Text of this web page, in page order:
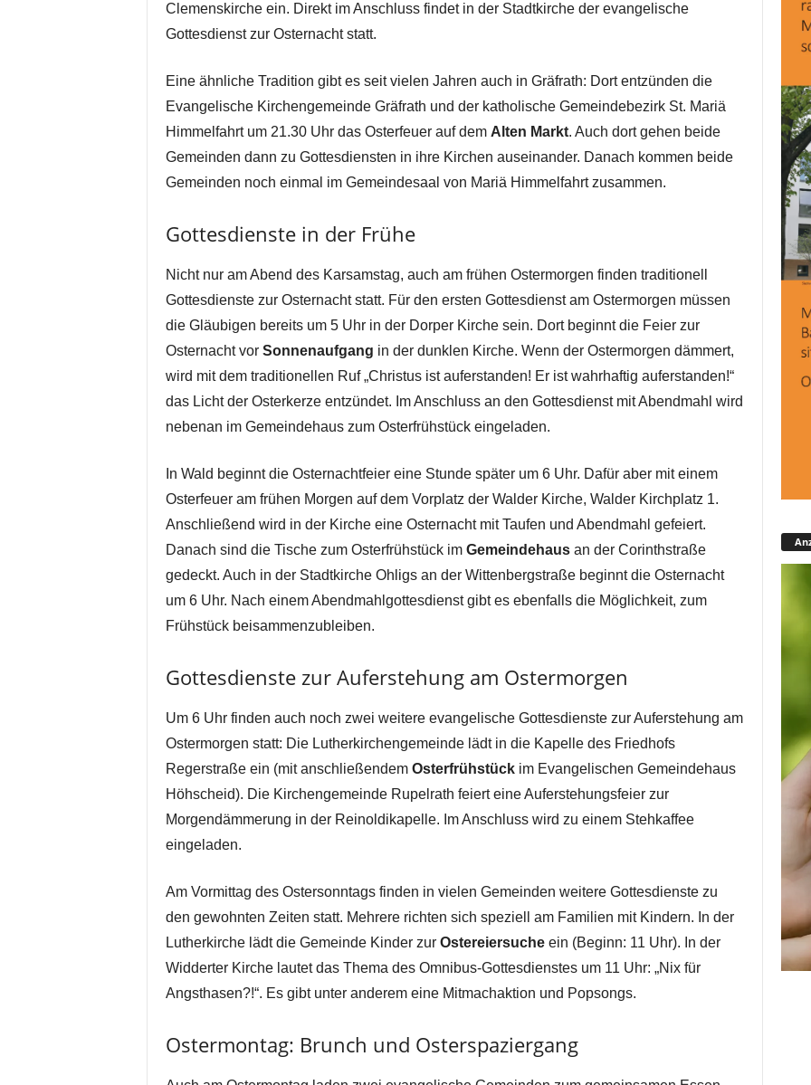
Clemenskirche ein. Direkt im Anschluss findet in der Stadtkirche der evangelische
Gottesdienst zur Osternacht statt.
Eine ähnliche Tradition gibt es seit vielen Jahren auch in Gräfrath: Dort entzünden die
Evangelische Kirchengemeinde Gräfrath und der katholische Gemeindebezirk St. Mariä
Himmelfahrt um 21.30 Uhr das Osterfeuer auf dem Alten Markt. Auch dort gehen beide
Gemeinden dann zu Gottesdiensten in ihre Kirchen auseinander. Danach kommen beide
Gemeinden noch einmal im Gemeindesaal von Mariä Himmelfahrt zusammen.
Gottesdienste in der Frühe
Nicht nur am Abend des Karsamstag, auch am frühen Ostermorgen finden traditionell
Gottesdienste zur Osternacht statt. Für den ersten Gottesdienst am Ostermorgen müssen
die Gläubigen bereits um 5 Uhr in der Dorper Kirche sein. Dort beginnt die Feier zur
Osternacht vor Sonnenaufgang in der dunklen Kirche. Wenn der Ostermorgen dämmert,
wird mit dem traditionellen Ruf „Christus ist auferstanden! Er ist wahrhaftig auferstanden!“
das Licht der Osterkerze entzündet. Im Anschluss an den Gottesdienst mit Abendmahl wird
nebenan im Gemeindehaus zum Osterfrühstück eingeladen.
In Wald beginnt die Osternachtfeier eine Stunde später um 6 Uhr. Dafür aber mit einem
Osterfeuer am frühen Morgen auf dem Vorplatz der Walder Kirche, Walder Kirchplatz 1.
Anschließend wird in der Kirche eine Osternacht mit Taufen und Abendmahl gefeiert.
Danach sind die Tische zum Osterfrühstück im Gemeindehausan der Corinthstraße
gedeckt. Auch in der Stadtkirche Ohligs an der Wittenbergstraße beginnt die Osternacht
um 6 Uhr. Nach einem Abendmahlgottesdienst gibt es ebenfalls die Möglichkeit, zum
Frühstück beisammenzubleiben.
Gottesdienste zur Auferstehung am Ostermorgen
Um 6 Uhr finden auch noch zwei weitere evangelische Gottesdienste zur Auferstehung am
Ostermorgen statt: Die Lutherkirchengemeinde lädt in die Kapelle des Friedhofs
Regerstraße ein (mit anschließendem Osterfrühstückim Evangelischen Gemeindehaus
Höhscheid). Die Kirchengemeinde Rupelrath feiert eine Auferstehungsfeier zur
Morgendämmerung in der Reinoldikapelle. Im Anschluss wird zu einem Stehkaffee
eingeladen.
Am Vormittag des Ostersonntags finden in vielen Gemeinden weitere Gottesdienste zu
den gewohnten Zeiten statt. Mehrere richten sich speziell am Familien mit Kindern. In der
Lutherkirche lädt die Gemeinde Kinder zur Ostereiersucheein (Beginn: 11 Uhr). In der
Widderter Kirche lautet das Thema des Omnibus-Gottesdienstes um 11 Uhr: „Nix für
Angsthasen?!“. Es gibt unter anderem eine Mitmachaktion und Popsongs.
Ostermontag: Brunch und Osterspaziergang